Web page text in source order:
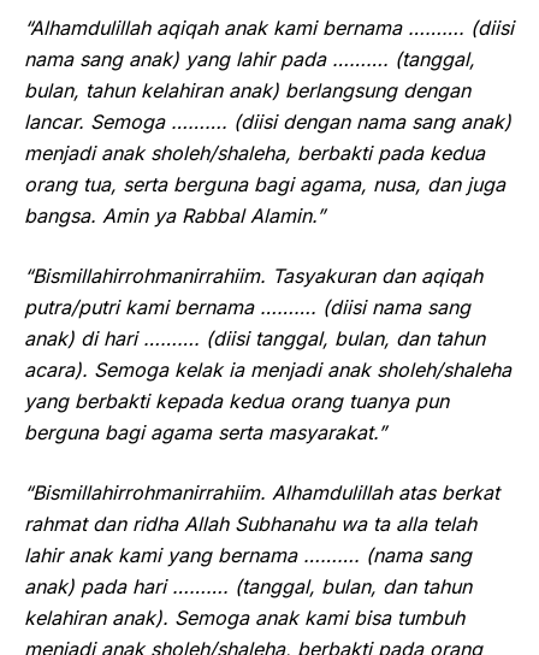
“Alhamdulillah aqiqah anak kami bernama ………. (diisi
nama sang anak) yang lahir pada ………. (tanggal,
bulan, tahun kelahiran anak) berlangsung dengan
lancar. Semoga ………. (diisi dengan nama sang anak)
menjadi anak sholeh/shaleha, berbakti pada kedua
orang tua, serta berguna bagi agama, nusa, dan juga
bangsa. Amin ya Rabbal Alamin.”
“Bismillahirrohmanirrahiim. Tasyakuran dan aqiqah
putra/putri kami bernama ………. (diisi nama sang
anak) di hari ………. (diisi tanggal, bulan, dan tahun
acara). Semoga kelak ia menjadi anak sholeh/shaleha
yang berbakti kepada kedua orang tuanya pun
berguna bagi agama serta masyarakat.”
“Bismillahirrohmanirrahiim. Alhamdulillah atas berkat
rahmat dan ridha Allah Subhanahu wa ta alla telah
lahir anak kami yang bernama ………. (nama sang
anak) pada hari ………. (tanggal, bulan, dan tahun
kelahiran anak). Semoga anak kami bisa tumbuh
menjadi anak sholeh/shaleha, berbakti pada orang